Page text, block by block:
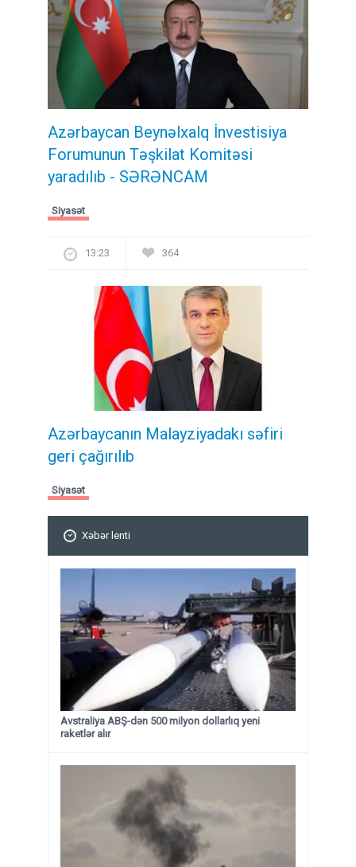
Azərbaycan Beynəlxalq İnvestisiya
Forumunun Təşkilat Komitəsi
yaradılıb - SƏRƏNCAM
Siyasət
13:23 364
Azərbaycanın Malayziyadakı səfiri
geri çağırılıb
Siyasət
Xəbər lenti
Avstraliya ABŞ-dən 500 milyon dollarlıq yeni
raketlər alır